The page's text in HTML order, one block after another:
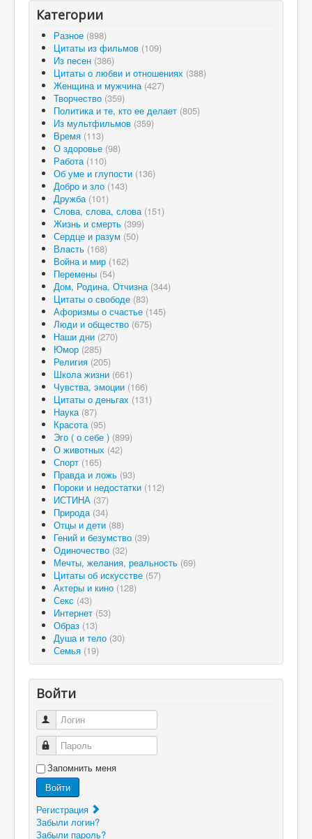
Категории
Разное (898)
Цитаты из фильмов (109)
Из песен (386)
Цитаты о любви и отношениях (388)
Женщина и мужчина (427)
Творчество (359)
Политика и те, кто ее делает (805)
Из мультфильмов (359)
Время (113)
О здоровье (98)
Работа (110)
Об уме и глупости (136)
Добро и зло (143)
Дружба (101)
Слова, слова, слова (151)
Жизнь и смерть (399)
Сердце и разум (50)
Власть (168)
Война и мир (162)
Перемены (54)
Дом, Родина, Отчизна (344)
Цитаты о свободе (83)
Афоризмы о счастье (145)
Люди и общество (675)
Наши дни (270)
Юмор (285)
Религия (205)
Школа жизни (661)
Чувства, эмоции (166)
Цитаты о деньгах (131)
Наука (87)
Красота (95)
Эго ( о себе ) (899)
О животных (42)
Спорт (165)
Правда и ложь (93)
Пороки и недостатки (112)
ИСТИНА (37)
Природа (34)
Отцы и дети (88)
Гений и безумство (39)
Одиночество (32)
Мечты, желания, реальность (69)
Цитаты об искусстве (57)
Актеры и кино (128)
Секс (43)
Интернет (53)
Образ (13)
Душа и тело (30)
Семья (19)
Войти
Логин
Пароль
Запомнить меня
Войти
Регистрация
Забыли логин?
Забыли пароль?